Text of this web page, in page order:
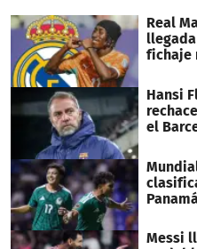
Real
fichaje
Hansi
el
Messi